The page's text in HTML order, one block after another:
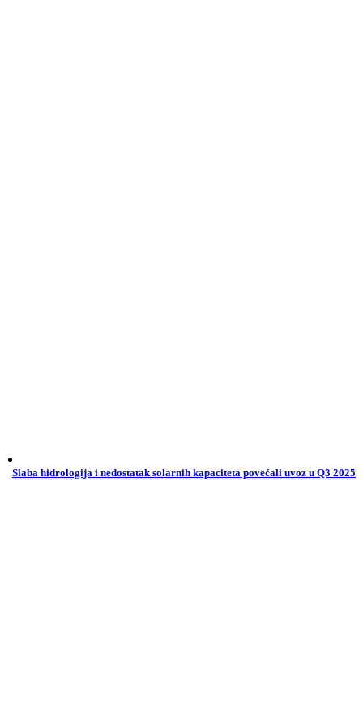
Slaba hidrologija i nedostatak solarnih kapaciteta povećali uvoz u Q3 2025